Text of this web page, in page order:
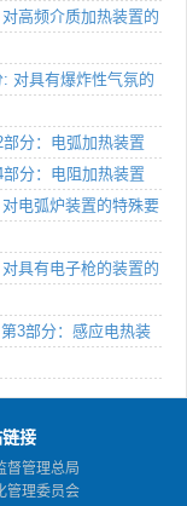
高频介质加热装置的
对具有爆炸性气氛的
分：电弧加热装置
分：电阻加热装置
电弧炉装置的特殊要
具有电子枪的装置的
3部分：感应电热装
接
督管理总局
管理委员会